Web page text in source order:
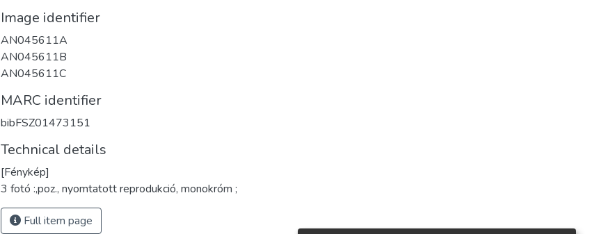
Image identifier
AN045611A
AN045611B
AN045611C
MARC identifier
bibFSZ01473151
Technical details
[Fénykép]
3 fotó :,poz., nyomtatott reprodukció, monokróm ;
Full item page